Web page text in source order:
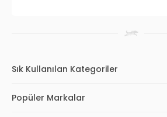
Sık Kullanılan Kategoriler
Popüler Markalar